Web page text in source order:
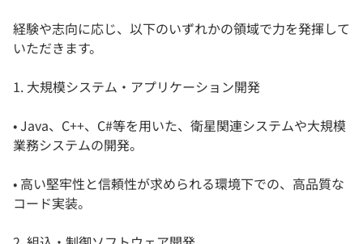
経験や志向に応じ、以下のいずれかの領域で力を発揮して
いただきます。
1. 大規模システム・アプリケーション開発
• Java、C++、C#等を用いた、衛星関連システムや大規模
業務システムの開発。
• 高い堅牢性と信頼性が求められる環境下での、高品質な
コード実装。